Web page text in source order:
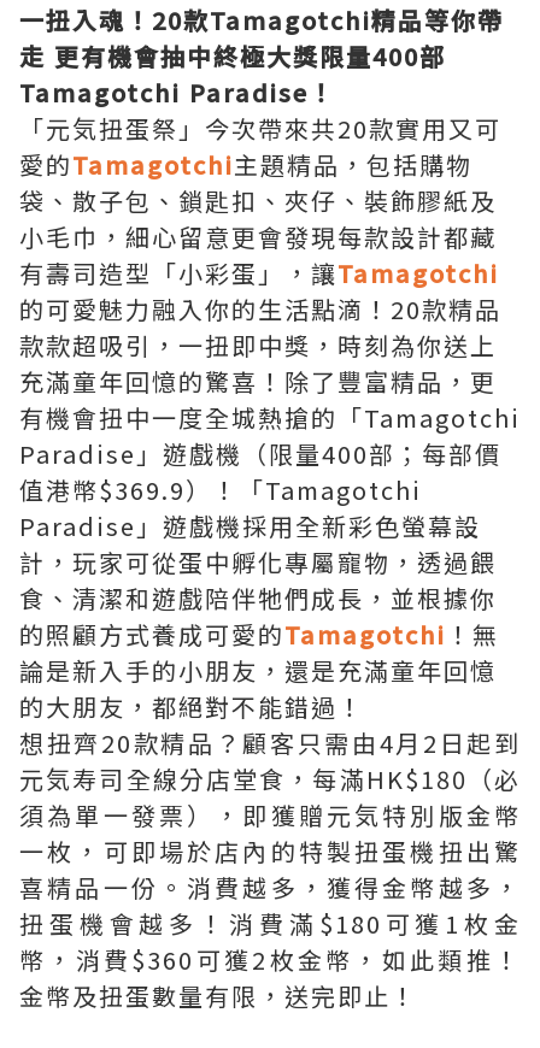
一扭入魂！20款Tamagotchi精品等你帶
走 更有機會抽中終極大獎限量400部
Tamagotchi Paradise！
「元気扭蛋祭」今次帶來共20款實用又可
愛的Tamagotchi主題精品，包括購物
袋、散子包、鎖匙扣、夾仔、裝飾膠紙及
小毛巾，細心留意更會發現每款設計都藏
有壽司造型「小彩蛋」，讓Tamagotchi
的可愛魅力融入你的生活點滴！20款精品
款款超吸引，一扭即中獎，時刻為你送上
充滿童年回憶的驚喜！除了豐富精品，更
有機會扭中一度全城熱搶的「Tamagotchi
Paradise」遊戲機（限量400部；每部價
值港幣$369.9）！「Tamagotchi
Paradise」遊戲機採用全新彩色螢幕設
計，玩家可從蛋中孵化專屬寵物，透過餵
食、清潔和遊戲陪伴牠們成長，並根據你
的照顧方式養成可愛的Tamagotchi ！無
論是新入手的小朋友，還是充滿童年回憶
的大朋友，都絕對不能錯過！
想扭齊20款精品？顧客只需由4月2日起到
元気寿司全線分店堂食，每滿HK$180（必
須為單一發票），即獲贈元気特別版金幣
一枚，可即場於店內的特製扭蛋機扭出驚
喜精品一份。消費越多，獲得金幣越多，
扭蛋機會越多！消費滿$180可獲1枚金
幣，消費$360可獲2枚金幣，如此類推！
金幣及扭蛋數量有限，送完即止！